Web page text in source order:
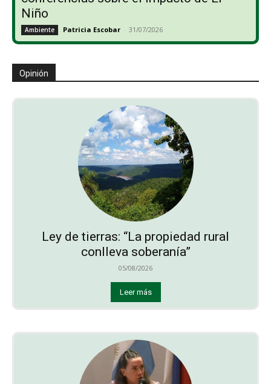
Niño
Ambiente Patricia Escobar - 31/07/2026
Opinión
Ley de tierras: “La propiedad rural
conlleva soberanía”
05/08/2026
Leer más